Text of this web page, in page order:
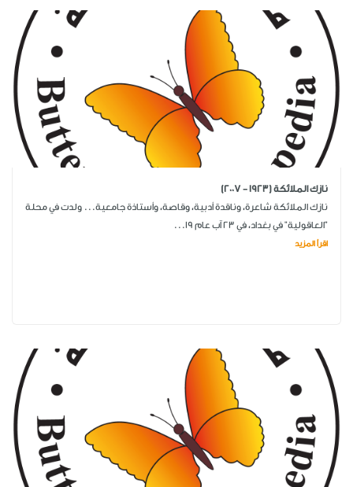
نازك الملائكة (1923 - 2007)
نازك الملائكة شاعرة، وناقدة أدبية، وقاصة، وأستاذة جامعية... ولدت في محلة
"العاقولية" في بغداد، في 23 آب عام 19...
اقرأ المزيد